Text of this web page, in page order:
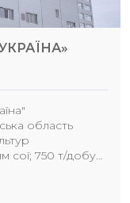
область
сої; 750 т/добу